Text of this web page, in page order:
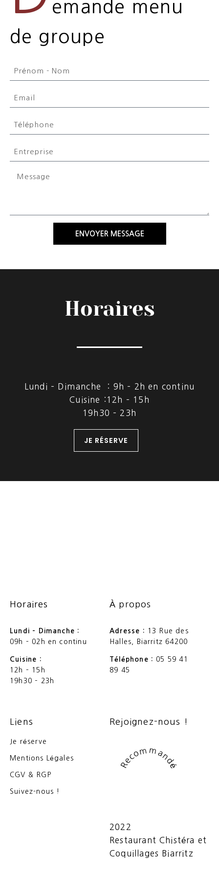
emande menu
de groupe
ENVOYER MESSAGE
Horaires
Lundi – Dimanche : 9h – 2h en continu
Cuisine :12h – 15h
19h30 – 23h
JE RÉSERVE
Horaires
Lundi – Dimanche :
09h – 02h en continu
Cuisine :
12h – 15h
19h30 – 23h
À propos
Adresse : 13 Rue des
Halles, Biarritz 64200
Téléphone : 05 59 41
89 45
Liens
Je réserve
Mentions Légales
CGV & RGP
Suivez-nous !
Rejoignez-nous !
Recommandé
2022
Restaurant Chistéra et
Coquillages Biarritz